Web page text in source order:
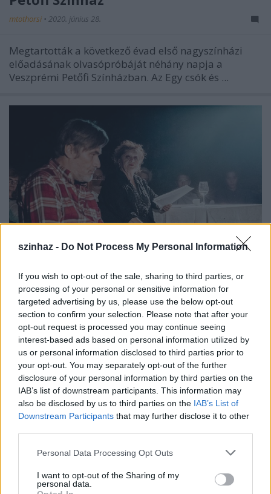
szinhaz - Do Not Process My Personal Information
If you wish to opt-out of the sale, sharing to third parties, or
processing of your personal or sensitive information for
targeted advertising by us, please use the below opt-out
section to confirm your selection. Please note that after your
opt-out request is processed you may continue seeing
interest-based ads based on personal information utilized by
us or personal information disclosed to third parties prior to
your opt-out. You may separately opt-out of the further
disclosure of your personal information by third parties on the
IAB’s list of downstream participants. This information may
also be disclosed by us to third parties on the IAB’s List of
Downstream Participants that may further disclose it to other
Please note that this website/app uses one or more Google
not limited to your visit or usage behaviour. You may click to
grant or deny consent to Google and its third-party tags to
Personal Data Processing Opt Outs
I want to opt-out of the Sharing of my
personal data.
mtothorsi • 2020. június 28.
Megtartották a következő évad első nagyszínházi
előadásának olvasópróbáját néhány napja a
Veszprémi Petőfi Színházban. Az Egy csók és ...
Július 5-én indul a Zsámbéki Nyári
Színház
mtothorsi• 2020. június 26.
A frissen felújított Zichy-kastély sajátos
atmoszférájú, nyitott belső udvarán álló színpadra
tervezik idén az előadások java részét, de lesz ...